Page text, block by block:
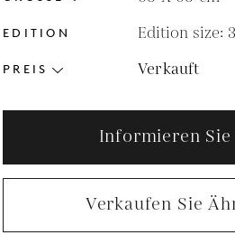
EDITION Edition size:
PREIS Verkauft
Informieren
Verkaufen Sie